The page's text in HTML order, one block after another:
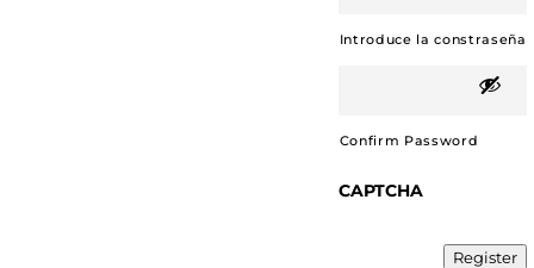
Introduce la constraseña
Confirm Password
CAPTCHA
Register